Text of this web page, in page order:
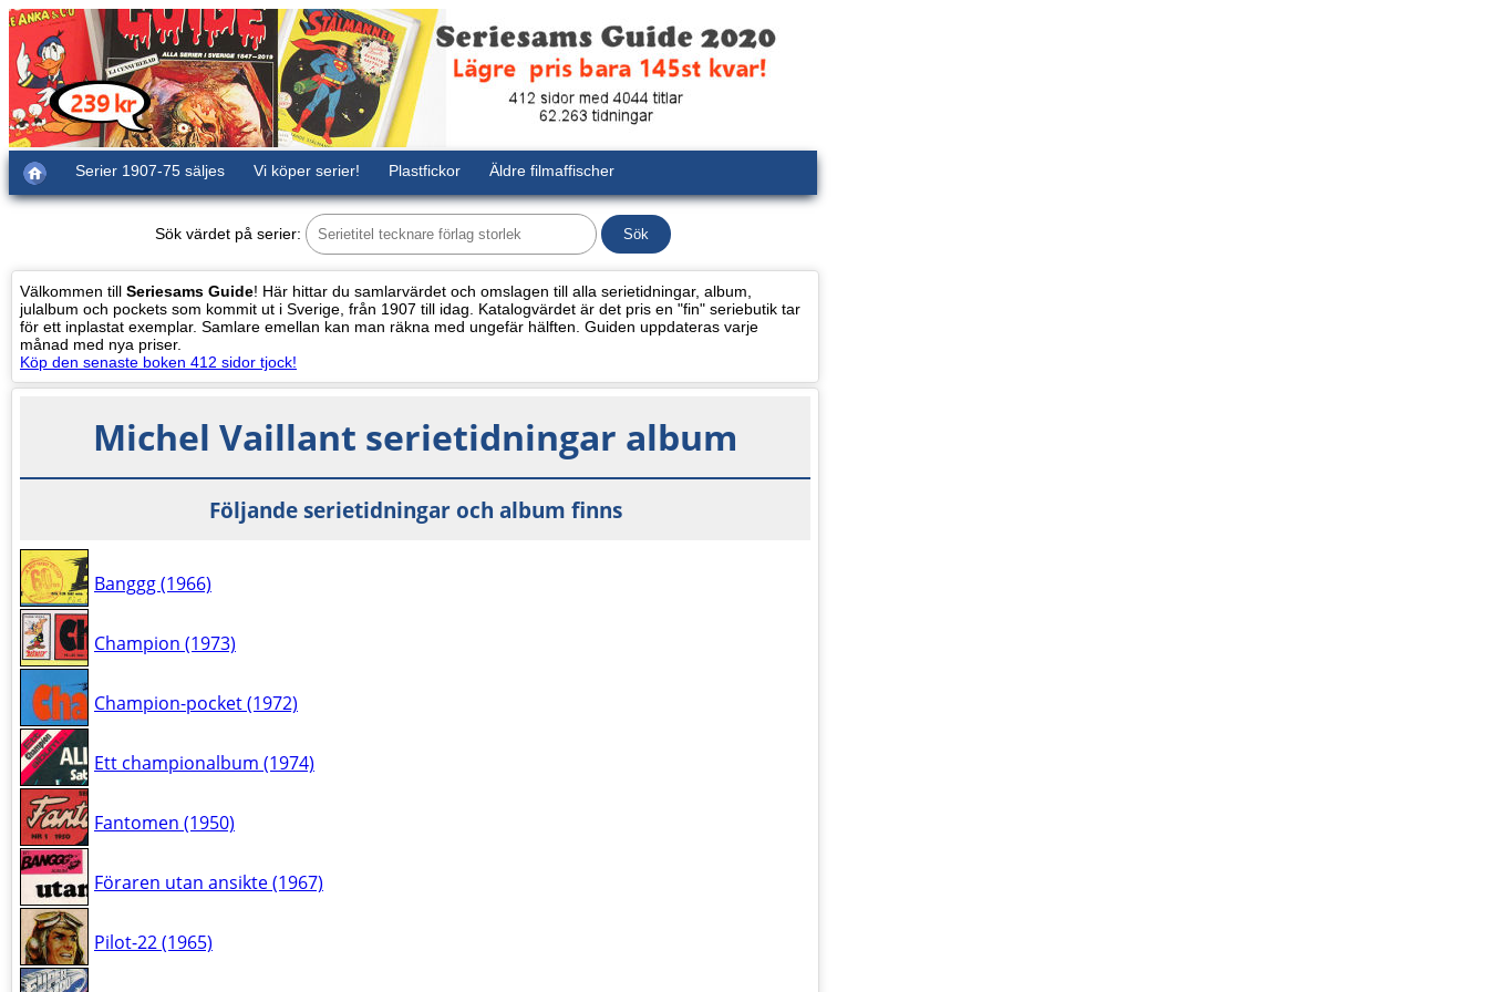
Serier 1907-75 säljes Vi köper serier! Plastfickor Äldre filmaffischer
Sök värdet på serier:
Välkommen till Seriesams Guide! Här hittar du samlarvärdet och omslagen till alla serietidningar, album,
julalbum och pockets som kommit ut i Sverige, från 1907 till idag. Katalogvärdet är det pris en "fin" seriebutik tar
för ett inplastat exemplar. Samlare emellan kan man räkna med ungefär hälften. Guiden uppdateras varje
månad med nya priser.
Köp den senaste boken 412 sidor tjock!
Michel Vaillant serietidningar album
Följande serietidningar och album finns
Banggg (1966)
Champion (1973)
Champion-pocket (1972)
Ett championalbum (1974)
Fantomen (1950)
Föraren utan ansikte (1967)
Pilot-22 (1965)